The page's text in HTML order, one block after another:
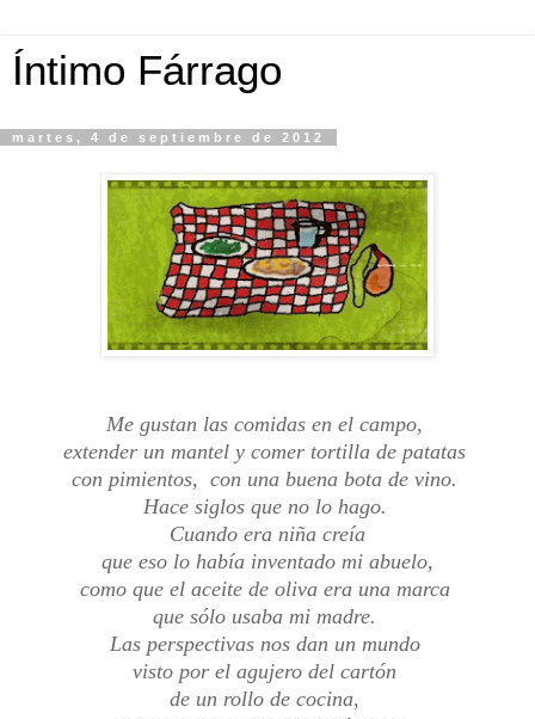
Íntimo Fárrago
martes, 4 de septiembre de 2012
Me gustan las comidas en el campo,
extender un mantel y comer tortilla de patatas
con pimientos, con una buena bota de vino.
Hace siglos que no lo hago.
Cuando era niña creía
que eso lo había inventado mi abuelo,
como que el aceite de oliva era una marca
que sólo usaba mi madre.
Las perspectivas nos dan un mundo
visto por el agujero del cartón
de un rollo de cocina,